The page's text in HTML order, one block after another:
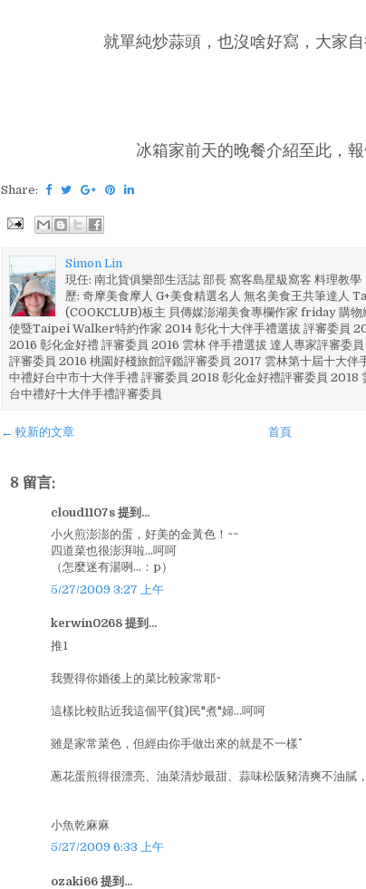
就單純炒蒜頭，也沒啥好寫，大家
冰箱家前天的晚餐介紹至此，
Share:
Simon Lin
現任: 南北貨俱樂部生活誌 部長 窩客島星級窩客 料理教
歷: 奇摩美食摩人 G+美食精選名人 無名美食王共筆達人
(COOKCLUB)板主 貝傳媒澎湖美食專欄作家 friday 購
使暨Taipei Walker特約作家 2014 彰化十大伴手禮選拔 評審委員
2016 彰化金好禮 評審委員 2016 雲林 伴手禮選拔 達人專家評審委
評審委員 2016 桃園好棧旅館評鑑評審委員 2017 雲林第十屆十大伴
中禮好台中市十大伴手禮 評審委員 2018 彰化金好禮評審委員 2018
台中禮好十大伴手禮評審委員
← 較新的文章 首頁
8 留言:
cloud1107s 提到...
小火煎澎澎的蛋，好美的金黃色！~~
四道菜也很澎湃啦…呵呵
（怎麼迷有湯咧…：p）
5/27/2009 3:27 上午
kerwin0268 提到...
推1
我覺得你婚後上的菜比較家常耶~
這樣比較貼近我這個平(貧)民"煮"婦...呵呵
雖是家常菜色，但經由你手做出來的就是不一樣^^
蔥花蛋煎得很漂亮、油菜清炒最甜、蒜味松阪豬清爽不油膩
小魚乾麻麻
5/27/2009 6:33 上午
ozaki66 提到...